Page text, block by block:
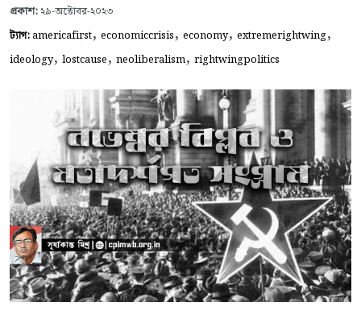
প্রকাশ: ২৯-অক্টোবর-২০২৩
ট্যাগ:americafirst, economiccrisis, economy, extremerightwing,
ideology, lostcause, neoliberalism, rightwingpolitics